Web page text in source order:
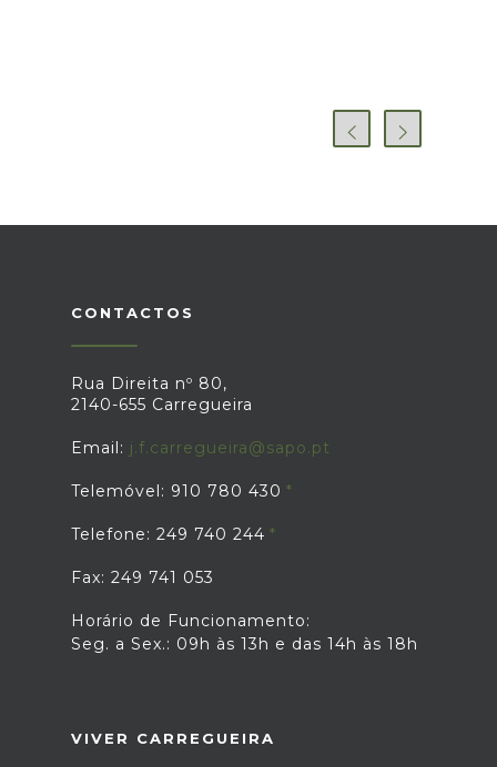
CONTACTOS
Rua Direita nº 80,
2140-655 Carregueira
Email: j.f.carregueira@sapo.pt
Telemóvel: 910 780 430
Telefone: 249 740 244
Fax: 249 741 053
Horário de Funcionamento:
Seg. a Sex.: 09h às 13h e das 14h às 18h
VIVER CARREGUEIRA